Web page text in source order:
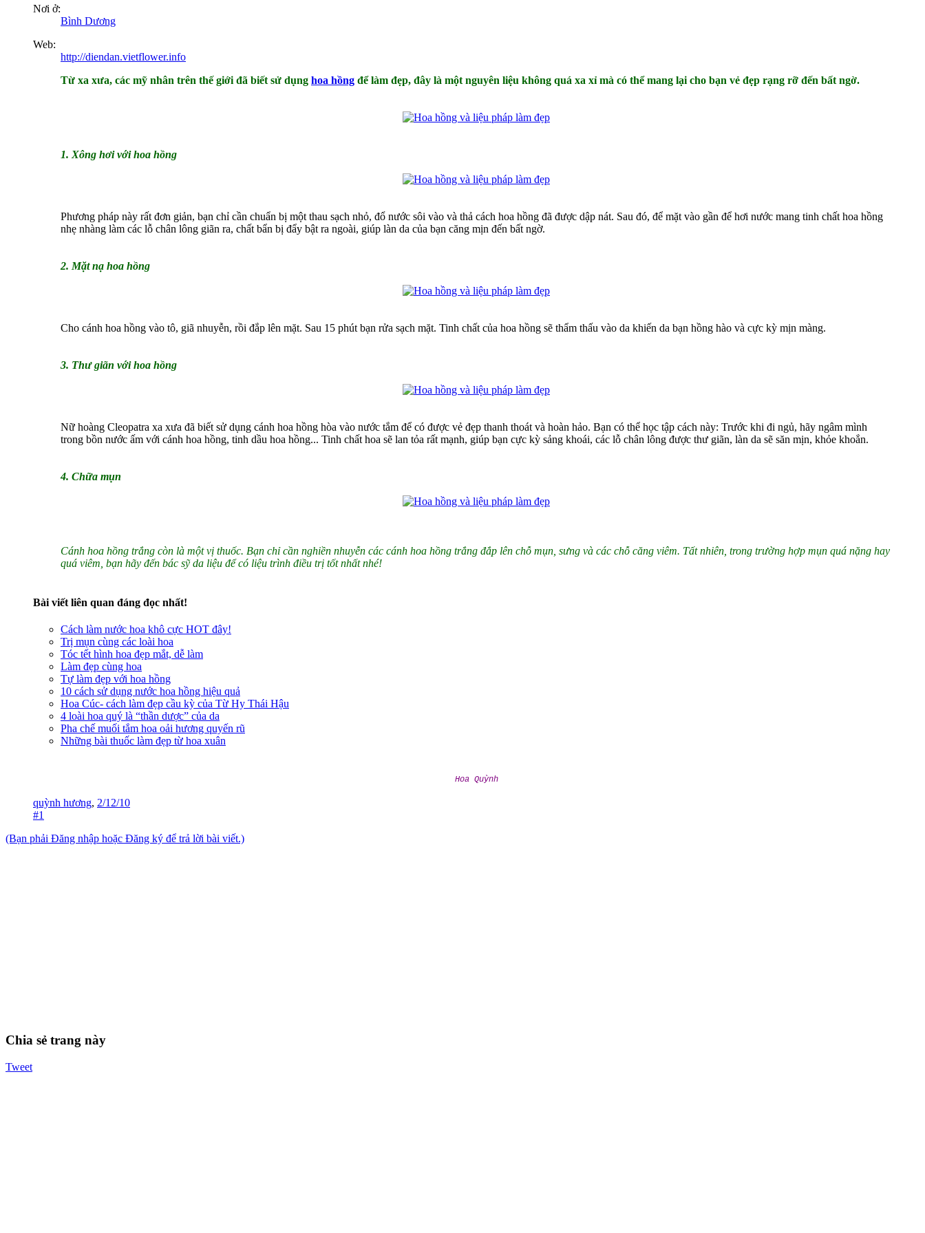
Nơi ở:
Bình Dương
Web:
http://diendan.vietflower.info
Từ xa xưa, các mỹ nhân trên thế giới đã biết sử dụng hoa hồng để làm đẹp, đây là một nguyên liệu không quá xa xỉ mà có thể mang lại cho bạn vẻ đẹp rạng rỡ đến bất ngờ.
1. Xông hơi với hoa hồng
Phương pháp này rất đơn giản, bạn chỉ cần chuẩn bị một thau sạch nhỏ, đổ nước sôi vào và thả cách hoa hồng đã được dập nát. Sau đó, để mặt vào gần để hơi nước mang tinh chất hoa hồng
nhẹ nhàng làm các lỗ chân lông giãn ra, chất bẩn bị đẩy bật ra ngoài, giúp làn da của bạn căng mịn đến bất ngờ.
2. Mặt nạ hoa hồng
Cho cánh hoa hồng vào tô, giã nhuyễn, rồi đắp lên mặt. Sau 15 phút bạn rửa sạch mặt. Tinh chất của hoa hồng sẽ thẩm thấu vào da khiến da bạn hồng hào và cực kỳ mịn màng.
3. Thư giãn với hoa hồng
Nữ hoàng Cleopatra xa xưa đã biết sử dụng cánh hoa hồng hòa vào nước tắm để có được vẻ đẹp thanh thoát và hoàn hảo. Bạn có thể học tập cách này: Trước khi đi ngủ, hãy ngâm mình
trong bồn nước ấm với cánh hoa hồng, tinh dầu hoa hồng... Tinh chất hoa sẽ lan tỏa rất mạnh, giúp bạn cực kỳ sảng khoái, các lỗ chân lông được thư giãn, làn da sẽ săn mịn, khỏe khoắn.
4. Chữa mụn
Cánh hoa hồng trắng còn là một vị thuốc. Bạn chỉ cần nghiền nhuyễn các cánh hoa hồng trắng đắp lên chỗ mụn, sưng và các chỗ căng viêm. Tất nhiên, trong trường hợp mụn quá nặng hay
quá viêm, bạn hãy đến bác sỹ da liệu để có liệu trình điều trị tốt nhất nhé!
Bài viết liên quan đáng đọc nhất!
Cách làm nước hoa khô cực HOT đây!
Trị mụn cùng các loài hoa
Tóc tết hình hoa đẹp mắt, dễ làm
Làm đẹp cùng hoa
Tự làm đẹp với hoa hồng
10 cách sử dụng nước hoa hồng hiệu quả
Hoa Cúc- cách làm đẹp cầu kỳ của Từ Hy Thái Hậu
4 loài hoa quý là “thần dược” của da
Pha chế muối tắm hoa oải hương quyến rũ
Những bài thuốc làm đẹp từ hoa xuân
Hoa Quỳnh
quỳnh hương, 2/12/10
#1
(Bạn phải Đăng nhập hoặc Đăng ký để trả lời bài viết.)
Chia sẻ trang này
Tweet